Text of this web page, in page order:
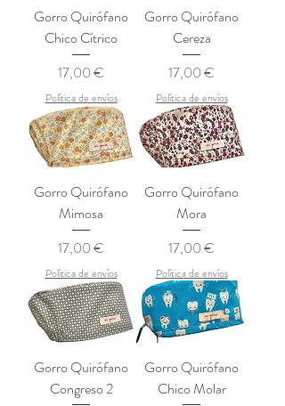
Gorro Quirófano
Chico Cítrico
Precio
17,00 €
Política de envíos
Gorro Quirófano
Cereza
Precio
17,00 €
Política de envíos
Gorro Quirófano
Mimosa
Precio
17,00 €
Política de envíos
Gorro Quirófano
Mora
Precio
17,00 €
Política de envíos
Gorro Quirófano
Congreso 2
Gorro Quirófano
Chico Molar